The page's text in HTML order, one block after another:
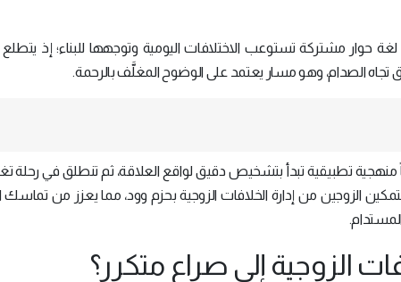
حوار مشتركة تستوعب الاختلافات اليومية وتوجهها للبناء؛ إذ يتطلع
تجاه الصدام، وهو مسار يعتمد على الوضوح المغلَّف بالرحمة.
تطبيقية تبدأ بتشخيص دقيق لواقع العلاقة، ثم تنطلق في رحلة
الزوجين من إدارة الخلافات الزوجية بحزم وود، مما يعزز من
الزوجية إلى صراع متكرر؟